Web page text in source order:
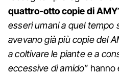
quattro-otto copie di
esseri umani a quel tempo
avevano già più copie del
a coltivare le piante e a
eccessive di amido” hanno